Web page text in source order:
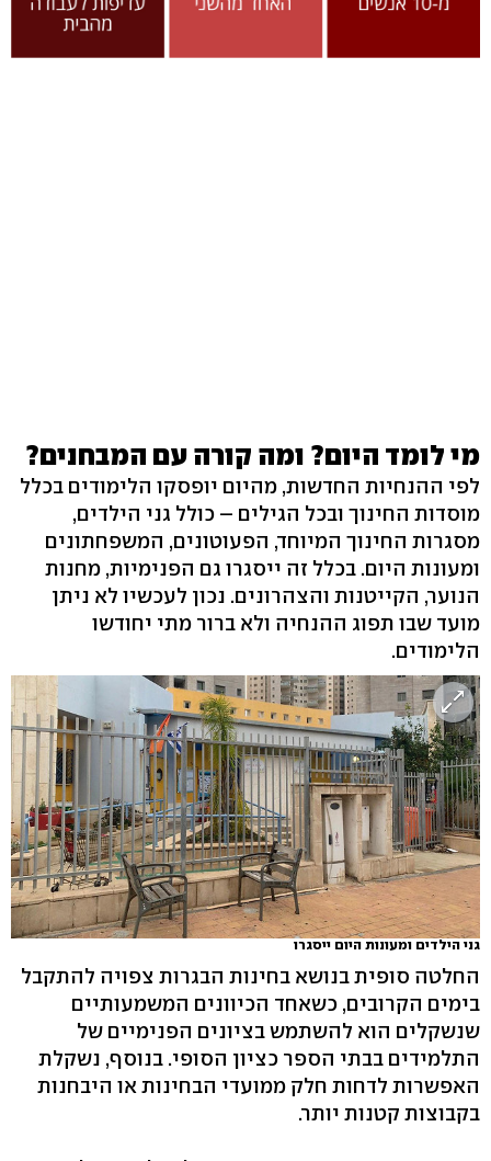
מי לומד היום? ומה קורה עם המבחנים?
לפי ההנחיות החדשות, מהיום יופסקו הלימודים בכלל
מוסדות החינוך ובכל הגילים – כולל גני הילדים,
מסגרות החינוך המיוחד, הפעוטונים, המשפחתונים
ומעונות היום. בכלל זה ייסגרו גם הפנימיות, מחנות
הנוער, הקייטנות והצהרונים. נכון לעכשיו לא ניתן
מועד שבו תפוג ההנחיה ולא ברור מתי יחודשו
הלימודים.
גני הילדים ומעונות היום ייסגרו
החלטה סופית בנושא בחינות הבגרות צפויה להתקבל
בימים הקרובים, כשאחד הכיוונים המשמעותיים
שנשקלים הוא להשתמש בציונים הפנימיים של
התלמידים בבתי הספר כציון הסופי. בנוסף, נשקלת
האפשרות לדחות חלק ממועדי הבחינות או היבחנות
בקבוצות קטנות יותר.